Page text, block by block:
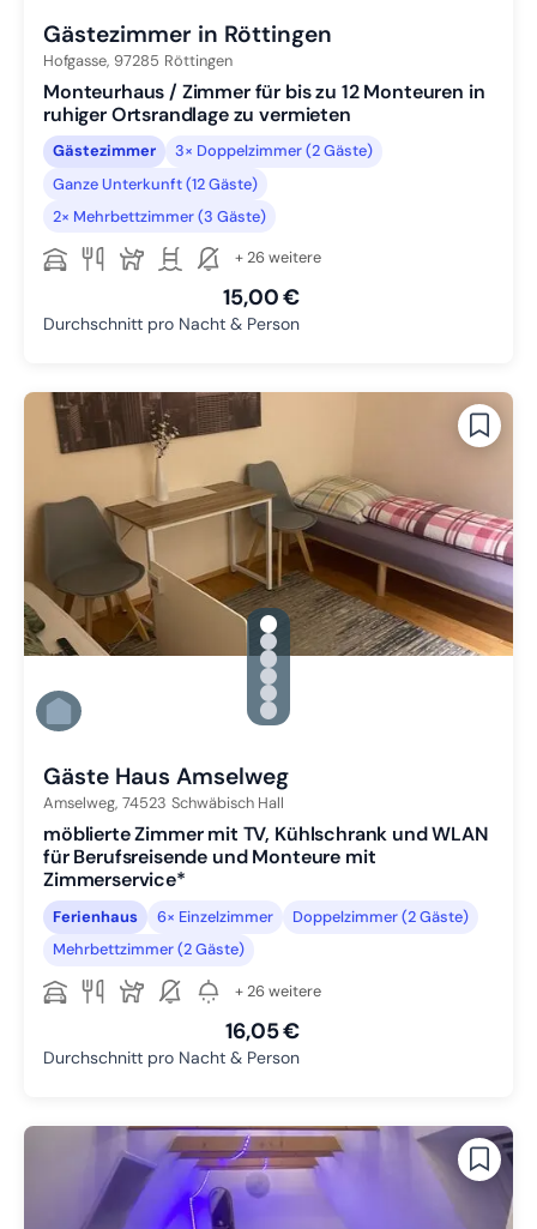
Gästezimmer in Röttingen
Hofgasse, 97285 Röttingen
Monteurhaus / Zimmer für bis zu 12 Monteuren in
ruhiger Ortsrandlage zu vermieten
Gästezimmer
3× Doppelzimmer (2 Gäste)
Ganze Unterkunft (12 Gäste)
2× Mehrbettzimmer (3 Gäste)
+ 26 weitere
15,00 €
Durchschnitt pro Nacht & Person
gallery.slide_selector
Zu Slide 1 wechseln
Zu Slide 2 wechseln
Zu Slide 3 wechseln
Zu Slide 4 wechseln
Zu Slide 5 wechseln
Zu Slide 6 wechseln
Gäste Haus Amselweg
Amselweg, 74523 Schwäbisch Hall
möblierte Zimmer mit TV, Kühlschrank und WLAN
für Berufsreisende und Monteure mit
Zimmerservice*
Ferienhaus 6× Einzelzimmer
Doppelzimmer (2 Gäste)
Mehrbettzimmer (2 Gäste)
+ 26 weitere
16,05 €
Durchschnitt pro Nacht & Person